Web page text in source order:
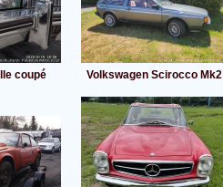
coupé
Volkswagen Scirocco Mk2